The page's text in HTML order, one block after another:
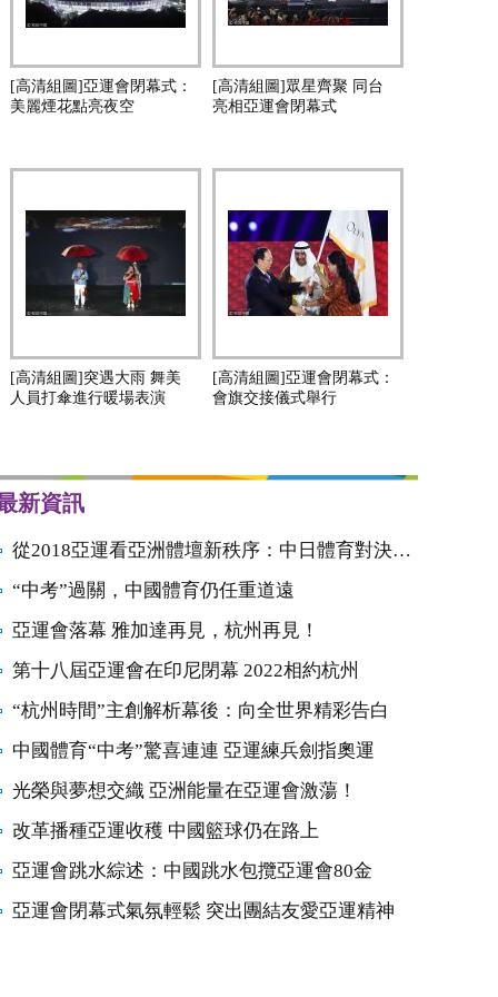
[高清組圖]亞運會閉幕式：
美麗煙花點亮夜空
[高清組圖]眾星齊聚 同台
亮相亞運會閉幕式
[高清組圖]突遇大雨 舞美
人員打傘進行暖場表演
[高清組圖]亞運會閉幕式：
會旗交接儀式舉行
新資訊
從2018亞運看亞洲體壇新秩序：中日體育對決開始
“中考”過關，中國體育仍任重道遠
亞運會落幕 雅加達再見，杭州再見！
第十八屆亞運會在印尼閉幕 2022相約杭州
“杭州時間”主創解析幕後：向全世界精彩告白
中國體育“中考”驚喜連連 亞運練兵劍指奧運
光榮與夢想交織 亞洲能量在亞運會激蕩！
改革播種亞運收穫 中國籃球仍在路上
亞運會跳水綜述：中國跳水包攬亞運會80金
亞運會閉幕式氣氛輕鬆 突出團結友愛亞運精神